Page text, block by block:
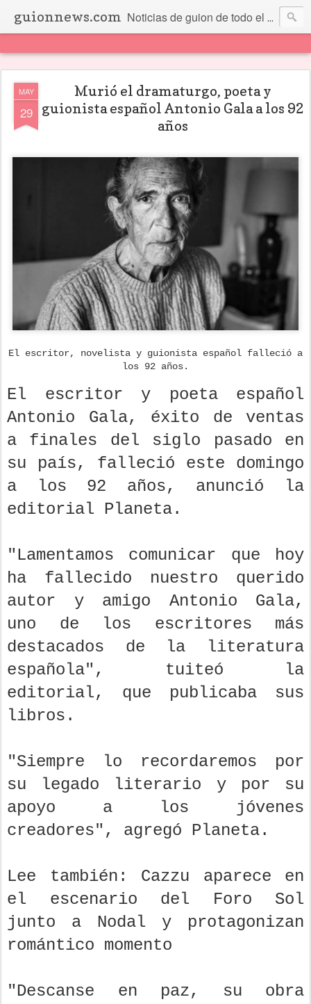
guionnews.com Noticias de guion de todo el mundo... Y más.
MAY
29
Murió el dramaturgo, poeta y
guionista español Antonio Gala a los 92
años
El escritor, novelista y guionista español falleció a
los 92 años.
El escritor y poeta español
Antonio Gala, éxito de ventas
a finales del siglo pasado en
su país, falleció este domingo
a los 92 años, anunció la
editorial Planeta.
"Lamentamos comunicar que hoy
ha fallecido nuestro querido
autor y amigo Antonio Gala,
uno de los escritores más
destacados de la literatura
española", tuiteó la
editorial, que publicaba sus
libros.
"Siempre lo recordaremos por
su legado literario y por su
apoyo a los jóvenes
creadores", agregó Planeta.
Lee también: Cazzu aparece en
el escenario del Foro Sol
junto a Nodal y protagonizan
romántico momento
"Descanse en paz, su obra